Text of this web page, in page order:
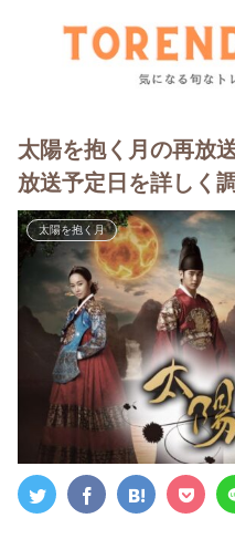
太陽を抱く月の再放
放送予定日を詳しく
太陽を抱く月